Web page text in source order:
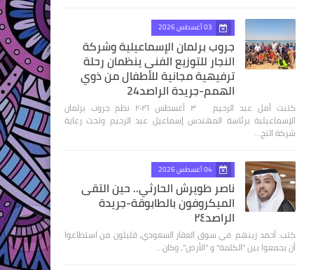
03 أغسطس 2026
جروب برلمان الإسماعيلية وشركة
النجار للتوزيع الفنى ينظمان رحلة
ترفيهية مجانية للأطفال من ذوي
الهمم-جريدة الراصد24
كتبت أمل عبد الرحيم ٣ أغسطس ٢٠٢٦ نظم جروب برلمان
الإسماعيلية برئاسة المهندس إسماعيل عبد الرحيم وتحت رعاية
شركة النج…
04 أغسطس 2026
ناصر طويرش الحارثي.. حين التقى
الميكروفون بالطابوقة-جريدة
الراصد٢٤
كتب: أحمد زينهم في سوق العقار السعودي، قليلون من استطاعوا
أن يجمعوا بين "الكلمة" و "الأرض"، وكان…